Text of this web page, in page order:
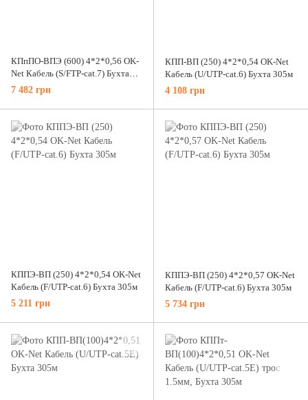
КПпПО-ВПЭ (600) 4*2*0,56 OK-
Net Кабель (S/FTP-cat.7) Бухта
305м
7 482 грн
КПП-ВП (250) 4*2*0,54 OK-Net
Кабель (U/UTP-cat.6) Бухта 305м
4 108 грн
КППЭ-ВП (250) 4*2*0,54 OK-Net
Кабель (F/UTP-cat.6) Бухта 305м
5 211 грн
КППЭ-ВП (250) 4*2*0,57 OK-Net
Кабель (F/UTP-cat.6) Бухта 305м
5 734 грн